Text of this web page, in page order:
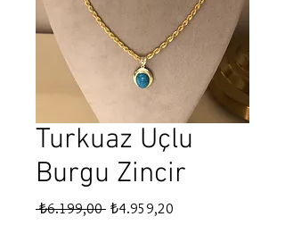
Turkuaz Uçlu
Burgu Zincir
₺6.199,00 Normal
₺4.959,20